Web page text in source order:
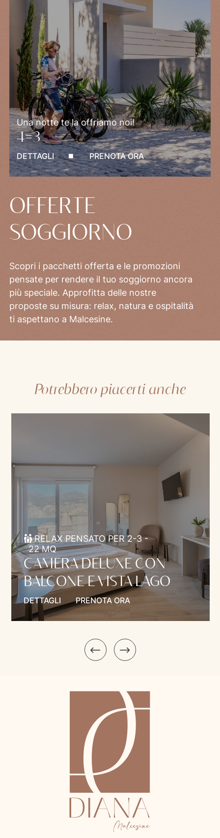
OFFERTE
SOGGIORNO
Scopri i pacchetti offerta e le promozioni
pensate per rendere il tuo soggiorno ancora
più speciale. Approfitta delle nostre
proposte su misura: relax, natura e ospitalità
ti aspettano a Malcesine.
Una notte te la offriamo noi!
4=3
DETTAGLI PRENOTA ORA
Potrebbero piacerti anche
RELAX PENSATO PER 2-3 -
22 MQ
CAMERA DELUXE CON
BALCONE E VISTA LAGO
DETTAGLI PRENOTA ORA